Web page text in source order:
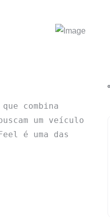
combina
um veículo
é uma das